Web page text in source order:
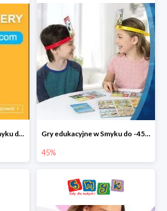
Bestsellery zabawek w Smyku do -45% Gry edukacyjne w Smyku do -45%
45%